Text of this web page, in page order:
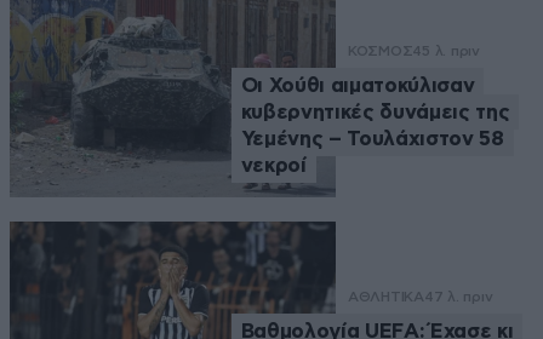
ΚΟΣΜΟΣ45 λ. πριν
Οι Χούθι αιματοκύλισαν
κυβερνητικές δυνάμεις της
Υεμένης – Τουλάχιστον 58
νεκροί
ΑΘΛΗΤΙΚΑ47 λ. πριν
Βαθμολογία UEFA: Έχασε κι